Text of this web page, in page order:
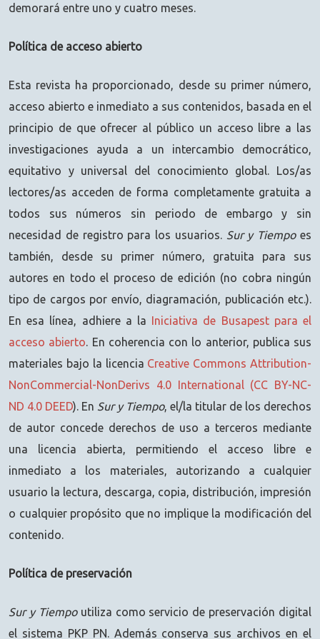
demorará entre uno y cuatro meses.
Política de acceso abierto
Esta revista ha proporcionado, desde su primer número,
acceso abierto e inmediato a sus contenidos, basada en el
principio de que ofrecer al público un acceso libre a las
investigaciones ayuda a un intercambio democrático,
equitativo y universal del conocimiento global. Los/as
lectores/as acceden de forma completamente gratuita a
todos sus números sin periodo de embargo y sin
necesidad de registro para los usuarios. Sur y Tiempoes
también, desde su primer número, gratuita para sus
autores en todo el proceso de edición (no cobra ningún
tipo de cargos por envío, diagramación, publicación etc.).
En esa línea, adhiere a la Iniciativa de Busapest para el
acceso abierto. En coherencia con lo anterior, publica sus
materiales bajo la licencia Creative Commons Attribution-
NonCommercial-NonDerivs 4.0 International (CC BY-NC-
ND 4.0 DEED). En Sur y Tiempo, el/la titular de los derechos
de autor concede derechos de uso a terceros mediante
una licencia abierta, permitiendo el acceso libre e
inmediato a los materiales, autorizando a cualquier
usuario la lectura, descarga, copia, distribución, impresión
o cualquier propósito que no implique la modificación del
contenido.
Política de preservación
Sur y Tiempoutiliza como servicio de preservación digital
el sistema PKP PN. Además conserva sus archivos en el